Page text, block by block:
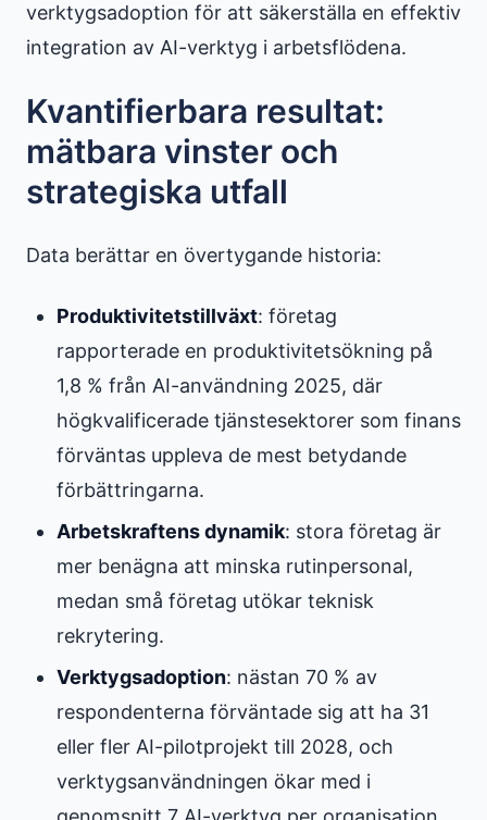
verktygsadoption för att säkerställa en effektiv
integration av AI-verktyg i arbetsflödena.
Kvantifierbara resultat:
mätbara vinster och
strategiska utfall
Data berättar en övertygande historia:
Produktivitetstillväxt: företag
rapporterade en produktivitetsökning på
1,8 % från AI-användning 2025, där
högkvalificerade tjänstesektorer som finans
förväntas uppleva de mest betydande
förbättringarna.
Arbetskraftens dynamik: stora företag är
mer benägna att minska rutinpersonal,
medan små företag utökar teknisk
rekrytering.
Verktygsadoption: nästan 70 % av
respondenterna förväntade sig att ha 31
eller fler AI-pilotprojekt till 2028, och
verktygsanvändningen ökar med i